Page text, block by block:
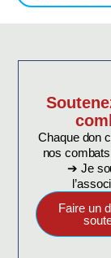
Chaque don
nos
➔ Je
Faire un